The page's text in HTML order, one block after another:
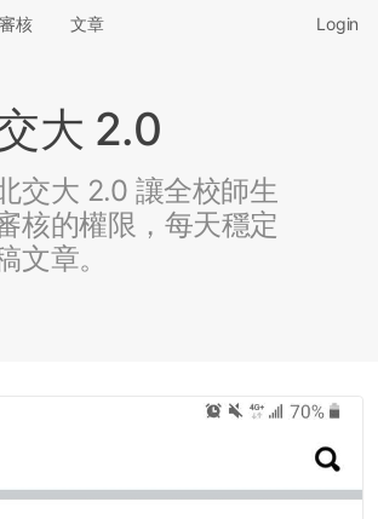
審核 文章 Login
大 2.0
交大 2.0 讓全校師生
核的權限，每天穩定
文章。